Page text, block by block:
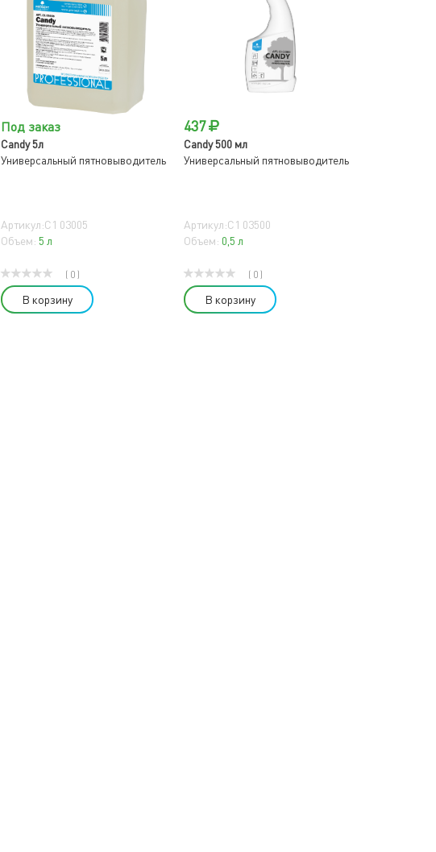
Под заказ
Candy 5л
Универсальный пятновыводитель
Артикул:C1 03005
Объем: 5 л
( 0 )
В корзину
437
Candy 500 мл
Универсальный пятновыводитель
Артикул:C1 03500
Объем: 0,5 л
( 0 )
В корзину